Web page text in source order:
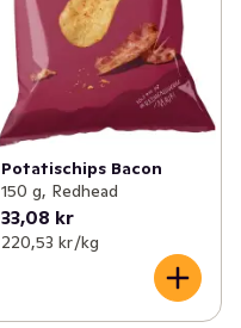
Potatischips Bacon
150 g, Redhead
33,08 kr
220,53 kr /kg